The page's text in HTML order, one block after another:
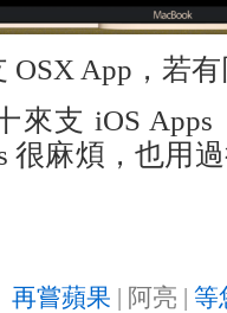
OSX App，若
來支 iOS
很麻煩，也用
再嘗蘋果 | 阿亮 | 等